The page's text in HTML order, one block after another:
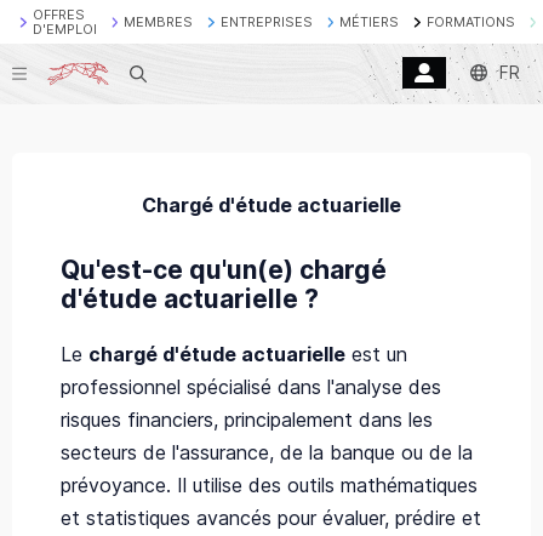
OFFRES
D'EMPLOI
MEMBRES ENTREPRISES MÉTIERS FORMATIONS
Recherche FR
Chargé d'étude actuarielle
Qu'est-ce qu'un(e) chargé
d'étude actuarielle ?
Le chargé d'étude actuarielle est un
professionnel spécialisé dans l'analyse des
risques financiers, principalement dans les
secteurs de l'assurance, de la banque ou de la
prévoyance. Il utilise des outils mathématiques
et statistiques avancés pour évaluer, prédire et